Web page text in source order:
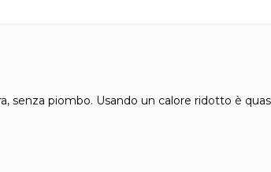
senza piombo. Usando un calore ridotto è